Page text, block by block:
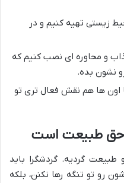
زیستی تهیه کنیم و در
و محاوره ای نصب کنیم که
نشون بده.
اون ها هم نقش فعال تری تو
حق طبیعت است
گردیه. گردشگرا باید
رو تو تنگه رها نکنن، بلکه